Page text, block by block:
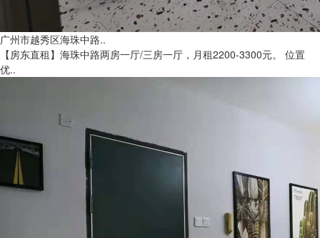
广州市越秀区海珠中路..
【房东直租】海珠中路两房一厅/三房一厅，月租2200-3300元。 位置
优..